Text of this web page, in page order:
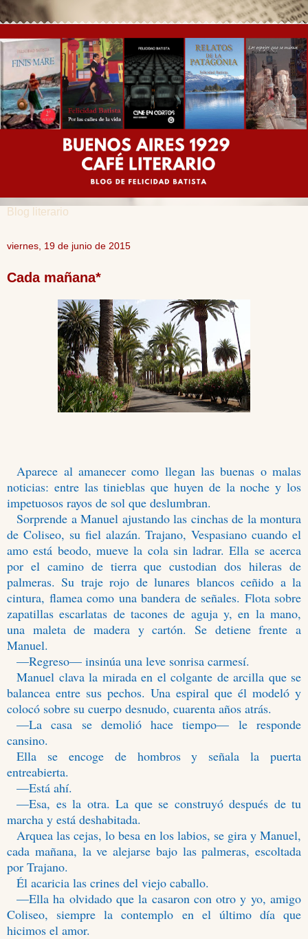
Blog literario
viernes, 19 de junio de 2015
Cada mañana*
Aparece al amanecer como llegan las buenas o malas
noticias: entre las tinieblas que huyen de la noche y los
impetuosos rayos de sol que deslumbran.
Sorprende a Manuel ajustando las cinchas de la montura
de Coliseo, su fiel alazán. Trajano, Vespasiano cuando el
amo está beodo, mueve la cola sin ladrar. Ella se acerca
por el camino de tierra que custodian dos hileras de
palmeras. Su traje rojo de lunares blancos ceñido a la
cintura, flamea como una bandera de señales. Flota sobre
zapatillas escarlatas de tacones de aguja y, en la mano,
una maleta de madera y cartón. Se detiene frente a
Manuel.
—Regreso— insinúa una leve sonrisa carmesí.
Manuel clava la mirada en el colgante de arcilla que se
balancea entre sus pechos. Una espiral que él modeló y
colocó sobre su cuerpo desnudo, cuarenta años atrás.
—La casa se demolió hace tiempo— le responde
cansino.
Ella se encoge de hombros y señala la puerta
entreabierta.
—Está ahí.
—Esa, es la otra. La que se construyó después de tu
marcha y está deshabitada.
Arquea las cejas, lo besa en los labios, se gira y Manuel,
cada mañana, la ve alejarse bajo las palmeras, escoltada
por Trajano.
Él acaricia las crines del viejo caballo.
—Ella ha olvidado que la casaron con otro y yo, amigo
Coliseo, siempre la contemplo en el último día que
hicimos el amor.